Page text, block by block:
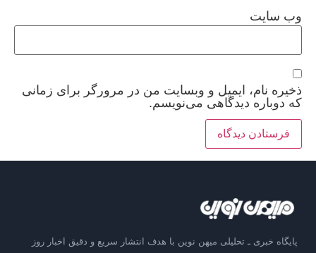
وب‌ سایت
ذخیره نام، ایمیل و وبسایت من در مرورگر برای زمانی
که دوباره دیدگاهی می‌نویسم.
پایگاه خبری ـ تحلیلی میهن نوین با هدف انتشار سریع و دقیق اخبار روز